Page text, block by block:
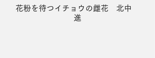
花粉を待つイチョウの雌花 北中
進